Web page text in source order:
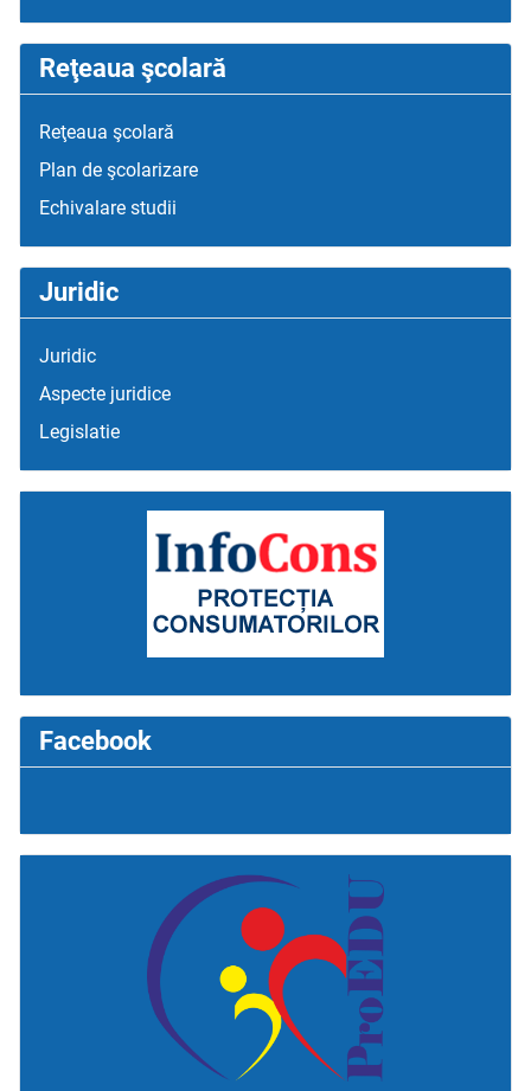
Reţeaua şcolară
Reţeaua şcolară
Plan de şcolarizare
Echivalare studii
Juridic
Juridic
Aspecte juridice
Legislatie
Facebook